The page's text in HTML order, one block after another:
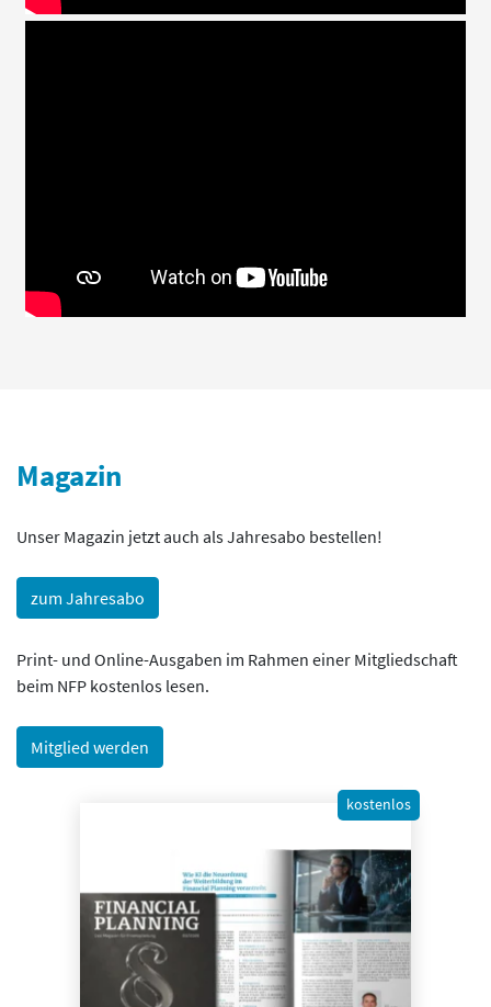
Magazin
Unser Magazin jetzt auch als Jahresabo bestellen!
zum Jahresabo
Print- und Online-Ausgaben im Rahmen einer Mitgliedschaft
beim NFP kostenlos lesen.
Mitglied werden
kostenlos